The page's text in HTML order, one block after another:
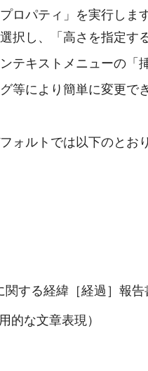
ロパティ」を実行し
択し、「高さを指定す
テキストメニューの「
等により簡単に変更で
ォルトでは以下のとお
る経緯［経過］報告
的な文章表現）